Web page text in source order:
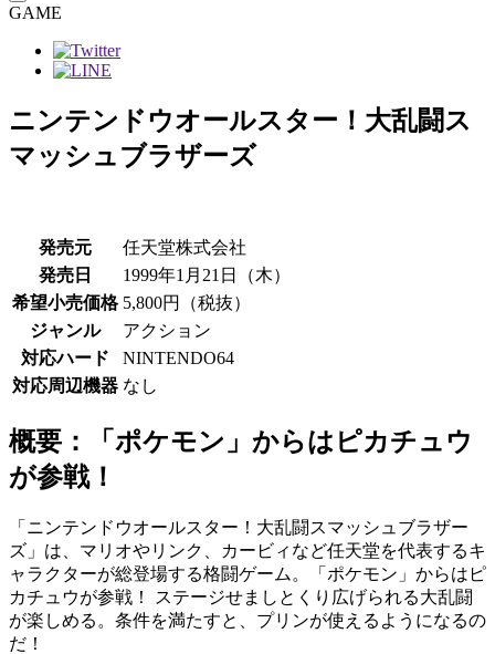
GAME
ニンテンドウオールスター！大乱闘ス
マッシュブラザーズ
発売元
任天堂株式会社
発売日
1999年1月21日（木）
希望小売価格 5,800円（税抜）
ジャンル
アクション
対応ハード
NINTENDO64
対応周辺機器 なし
概要：「ポケモン」からはピカチュウ
が参戦！
「ニンテンドウオールスター！大乱闘スマッシュブラザー
ズ」は、マリオやリンク、カービィなど任天堂を代表するキ
ャラクターが総登場する格闘ゲーム。「ポケモン」からはピ
カチュウが参戦！ ステージせましとくり広げられる大乱闘
が楽しめる。条件を満たすと、プリンが使えるようになるの
だ！